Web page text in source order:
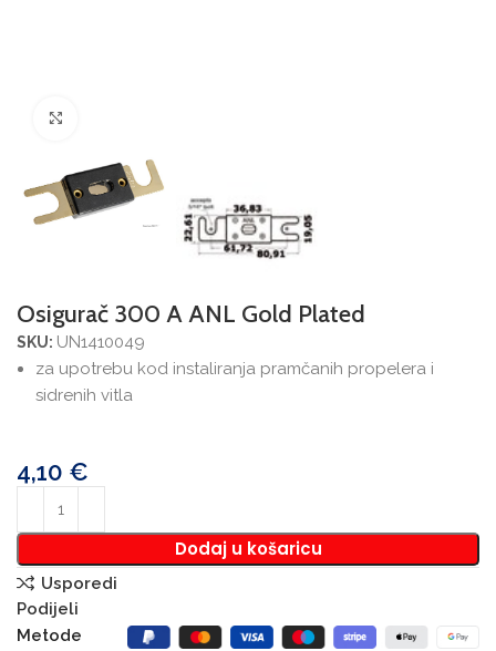
Osigurač 300 A ANL Gold Plated
SKU: UN1410049
za upotrebu kod instaliranja pramčanih propelera i
sidrenih vitla
4,10 €
Dodaj u košaricu
Usporedi
Podijeli
Metode